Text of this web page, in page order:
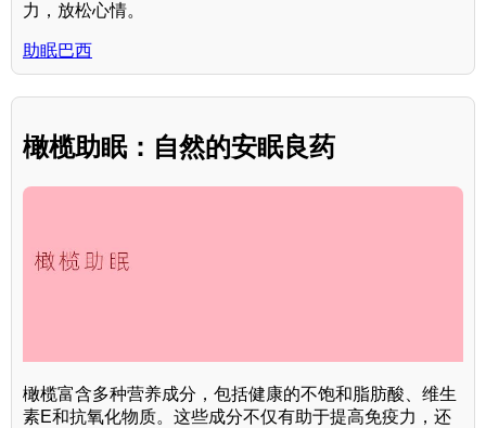
力，放松心情。
助眠巴西
橄榄助眠：自然的安眠良药
橄榄富含多种营养成分，包括健康的不饱和脂肪酸、维生
素E和抗氧化物质。这些成分不仅有助于提高免疫力，还